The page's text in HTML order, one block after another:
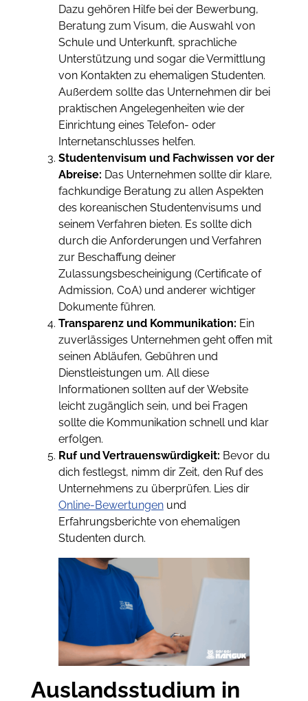
Dazu gehören Hilfe bei der Bewerbung,
Beratung zum Visum, die Auswahl von
Schule und Unterkunft, sprachliche
Unterstützung und sogar die Vermittlung
von Kontakten zu ehemaligen Studenten.
Außerdem sollte das Unternehmen dir bei
praktischen Angelegenheiten wie der
Einrichtung eines Telefon- oder
Internetanschlusses helfen.
Studentenvisum und Fachwissen vor der
Abreise: Das Unternehmen sollte dir klare,
fachkundige Beratung zu allen Aspekten
des koreanischen Studentenvisums und
seinem Verfahren bieten. Es sollte dich
durch die Anforderungen und Verfahren
zur Beschaffung deiner
Zulassungsbescheinigung (Certificate of
Admission, CoA) und anderer wichtiger
Dokumente führen.
Transparenz und Kommunikation: Ein
zuverlässiges Unternehmen geht offen mit
seinen Abläufen, Gebühren und
Dienstleistungen um. All diese
Informationen sollten auf der Website
leicht zugänglich sein, und bei Fragen
sollte die Kommunikation schnell und klar
erfolgen.
Ruf und Vertrauenswürdigkeit: Bevor du
dich festlegst, nimm dir Zeit, den Ruf des
Unternehmens zu überprüfen. Lies dir
Online-Bewertungenund
Erfahrungsberichte von ehemaligen
Studenten durch.
Auslandsstudium in